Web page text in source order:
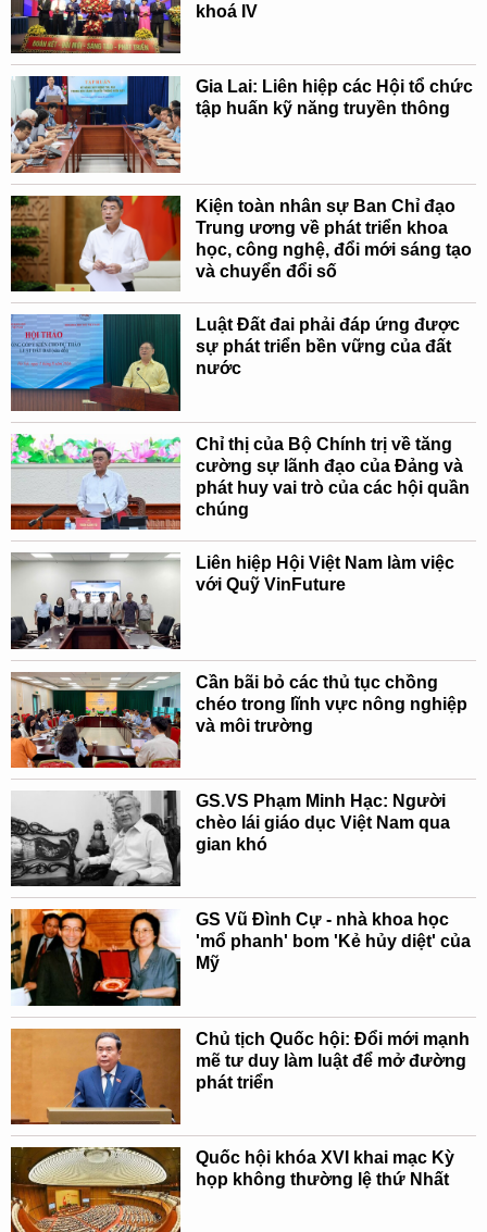
khoá IV
Gia Lai: Liên hiệp các Hội tổ chức
tập huấn kỹ năng truyền thông
Kiện toàn nhân sự Ban Chỉ đạo
Trung ương về phát triển khoa
học, công nghệ, đổi mới sáng tạo
và chuyển đổi số
Luật Đất đai phải đáp ứng được
sự phát triển bền vững của đất
nước
Chỉ thị của Bộ Chính trị về tăng
cường sự lãnh đạo của Đảng và
phát huy vai trò của các hội quần
chúng
Liên hiệp Hội Việt Nam làm việc
với Quỹ VinFuture
Cần bãi bỏ các thủ tục chồng
chéo trong lĩnh vực nông nghiệp
và môi trường
GS.VS Phạm Minh Hạc: Người
chèo lái giáo dục Việt Nam qua
gian khó
GS Vũ Đình Cự - nhà khoa học
'mổ phanh' bom 'Kẻ hủy diệt' của
Mỹ
Chủ tịch Quốc hội: Đổi mới mạnh
mẽ tư duy làm luật để mở đường
phát triển
Quốc hội khóa XVI khai mạc Kỳ
họp không thường lệ thứ Nhất